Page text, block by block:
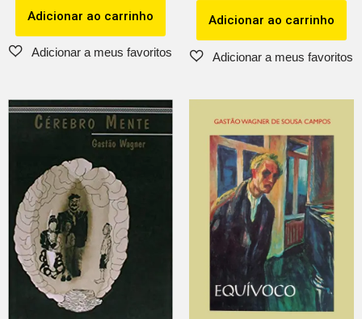
Adicionar ao carrinho Adicionar ao carrinho